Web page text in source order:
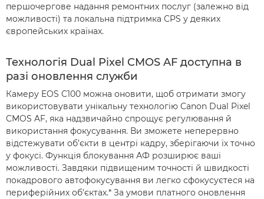
першочергове надання ремонтних послуг (залежно від
можливості) та локальна підтримка CPS у деяких
європейських країнах.
Технологія Dual Pixel CMOS AF доступна в
разі оновлення служби
Камеру EOS C100 можна оновити, щоб oтримати змогу
використовувати унікальну технологію Canon Dual Pixel
CMOS AF, яка надзвичайно спрощує регулювання й
використання фокусування. Ви зможете неперервно
відстежувати об’єкти в центрі кадру, зберігаючи їх точно
у фокусі. Функція блокування АФ розширює ваші
можливості. Завдяки підвищеним точності й швидкості
покадрового автофокусування ви легко сфокусуєтеся на
периферійних об’єктах.* За умови платного оновлення